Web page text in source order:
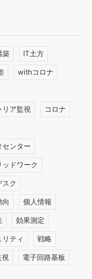
築 IT土方
withコロナ
リア監視 コロナ
センター
ドワーク
スク
向 個人情報
効果測定
ティ 戦略
電子回路基板